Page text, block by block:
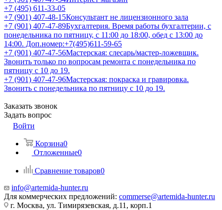
+7 (495) 611-33-05
+7 (901) 407-48-15Консультант не лицензионного зала
+7 (901) 407-47-89Бухгалтерия. Время работы бухгалтерии, с
понедельника по пятницу, с 11:00 до 18:00, обед с 13:00 до
14:00. Доп.номер:+7(495)611-59-65
+7 (901) 407-47-56Мастерская: слесарь/мастер-ложевщик.
Звонить только по вопросам ремонта с понедельника по
пятницу с 10 до 19.
+7 (901) 407-47-96Мастерская: покраска и гравировка.
Звонить с понедельника по пятницу с 10 до 19.
Заказать звонок
Задать вопрос
Войти
Корзина0
Отложенные0
Сравнение товаров0
info@artemida-hunter.ru
Для коммерческих предложений: commerse@artemida-hunter.ru
г. Москва, ул. Тимирязевская, д.11, корп.1